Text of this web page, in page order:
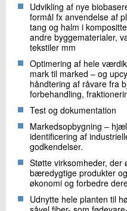
Udvikling af nye
formål fx anvendelse af
tang og halm i
andre byggematerialer,
tekstiler mm
Optimering af hele
mark til marked – og
håndtering af råvare fra
forbehandling,
Test og dokumentation
Markedsopbygning –
identificering af
godkendelser.
Støtte virksomheder, der
bæredygtige produkter
økonomi og forbedre
Udnytte hele planten til